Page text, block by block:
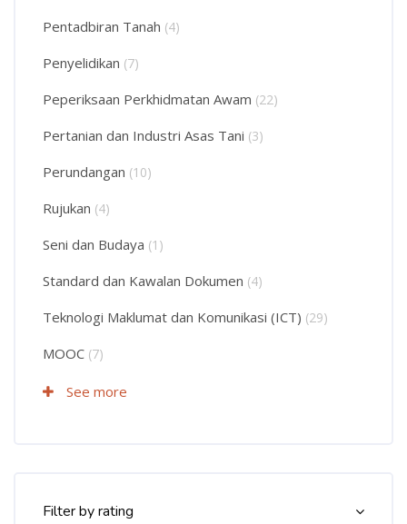
Pentadbiran Tanah (4)
Penyelidikan (7)
Peperiksaan Perkhidmatan Awam (22)
Pertanian dan Industri Asas Tani (3)
Perundangan (10)
Rujukan (4)
Seni dan Budaya (1)
Standard dan Kawalan Dokumen (4)
Teknologi Maklumat dan Komunikasi (ICT) (29)
MOOC (7)
See more
Filter by rating